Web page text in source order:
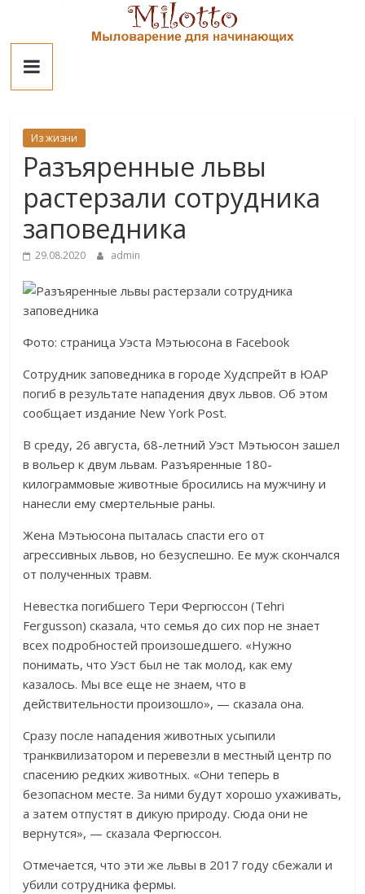
contentМилотто
Из жизни
Разъяренные львы
растерзали сотрудника
заповедника
29.08.2020 admin
Фото: страница Уэста Мэтьюсона в Facebook
Сотрудник заповедника в городе Худспрейт в ЮАР
погиб в результате нападения двух львов. Об этом
сообщает издание New York Post.
В среду, 26 августа, 68-летний Уэст Мэтьюсон зашел
в вольер к двум львам. Разъяренные 180-
килограммовые животные бросились на мужчину и
нанесли ему смертельные раны.
Жена Мэтьюсона пыталась спасти его от
агрессивных львов, но безуспешно. Ее муж скончался
от полученных травм.
Невестка погибшего Тери Фергюссон (Tehri
Fergusson) сказала, что семья до сих пор не знает
всех подробностей произошедшего. «Нужно
понимать, что Уэст был не так молод, как ему
казалось. Мы все еще не знаем, что в
действительности произошло», — сказала она.
Сразу после нападения животных усыпили
транквилизатором и перевезли в местный центр по
спасению редких животных. «Они теперь в
безопасном месте. За ними будут хорошо ухаживать,
а затем отпустят в дикую природу. Сюда они не
вернутся», — сказала Фергюссон.
Отмечается, что эти же львы в 2017 году сбежали и
убили сотрудника фермы.